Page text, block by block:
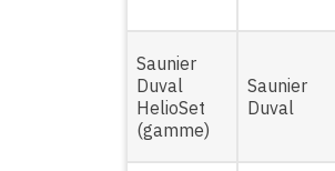
Saunier
Duval
HelioSet
(gamme)
Saunier
Duval